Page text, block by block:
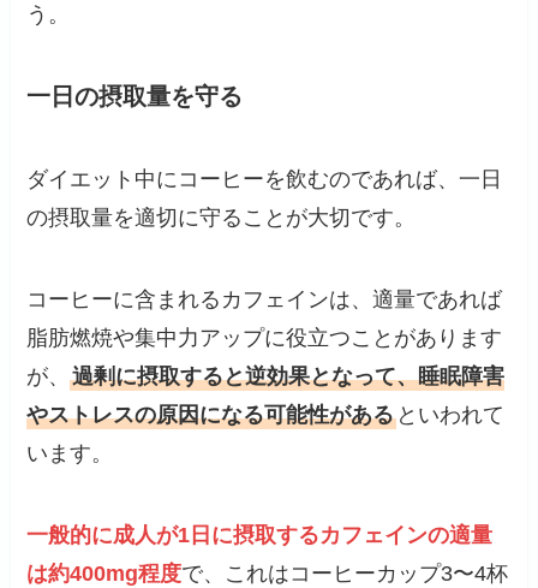
う。
一日の摂取量を守る
ダイエット中にコーヒーを飲むのであれば、一日
の摂取量を適切に守ることが大切です。
コーヒーに含まれるカフェインは、適量であれば
脂肪燃焼や集中力アップに役立つことがあります
が、過剰に摂取すると逆効果となって、睡眠障害
やストレスの原因になる可能性がある といわれて
います。
一般的に成人が1日に摂取するカフェインの適量
は約400mg程度で、これはコーヒーカップ3〜4杯